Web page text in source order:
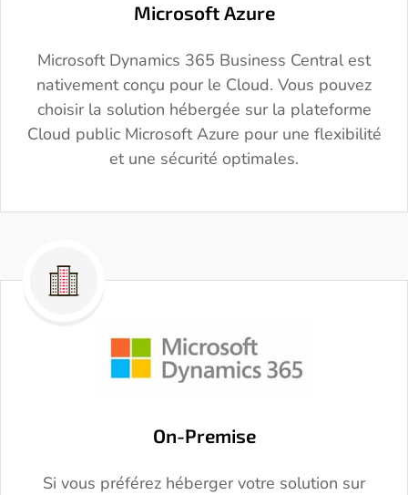
Microsoft Azure
Microsoft Dynamics 365 Business Central est
nativement conçu pour le Cloud. Vous pouvez
choisir la solution hébergée sur la plateforme
Cloud public Microsoft Azure pour une flexibilité
et une sécurité optimales.
On-Premise
Si vous préférez héberger votre solution sur